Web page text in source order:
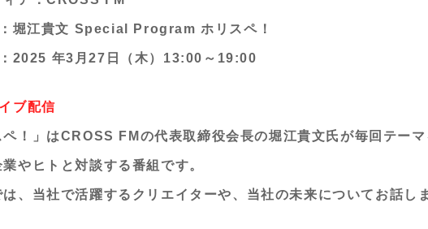
堀江貴文 Special Program ホリスペ！
2025 年3月27日（木）13:00～19:00
ブ配信
ペ！」はCROSS FMの代表取締役会長の堀江貴文氏が毎回テー
やヒトと対談する番組です。
、当社で活躍するクリエイターや、当社の未来についてお話し